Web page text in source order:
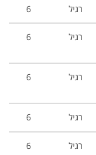
רגיל 6
רגיל 6
רגיל 6
רגיל 6
רגיל 6